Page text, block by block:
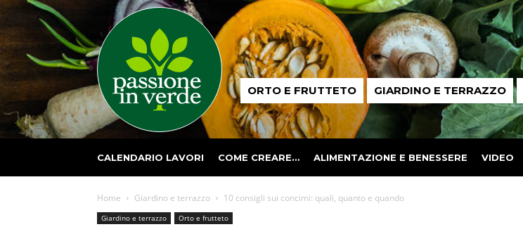
Passione
in ORTO E FRUTTETO GIARDINO E TERRAZZO
CALENDARIO LAVORI COME CREARE… ALIMENTAZIONE E BENESSERE VIDEO
Home Giardino e terrazzo 10 consigli sui concimi: quali, quanto e quando
Giardino e terrazzo Orto e frutteto